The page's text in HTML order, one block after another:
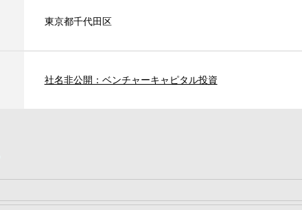
東京都千代田区
社名非公開：ベンチャーキャピタル投資